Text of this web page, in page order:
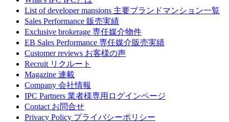
List of developer mansions 主要ブランドマンション一覧
Sales Performance 販売実績
Exclusive brokerage 専任媒介物件
EB Sales Performance 専任媒介販売実績
Customer reviews お客様の声
Recruit リクルート
Magazine 連載
Company 会社情報
IPC Partners 業者様専用ログインページ
Contact お問合せ
Privacy Policy プライバシーポリシー